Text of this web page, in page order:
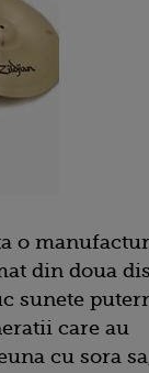
o
din doua
sunete
care au
cu sora